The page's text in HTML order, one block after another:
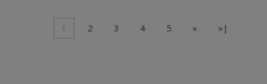
1 2 3 4 5 » »|